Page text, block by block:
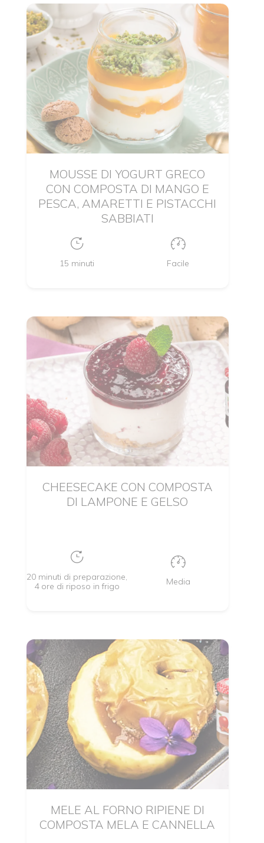
MOUSSE DI YOGURT GRECO
CON COMPOSTA DI MANGO E
PESCA, AMARETTI E PISTACCHI
SABBIATI
15 minuti Facile
CHEESECAKE CON COMPOSTA
DI LAMPONE E GELSO
20 minuti di preparazione,
4 ore di riposo in frigo
Media
MELE AL FORNO RIPIENE DI
COMPOSTA MELA E CANNELLA